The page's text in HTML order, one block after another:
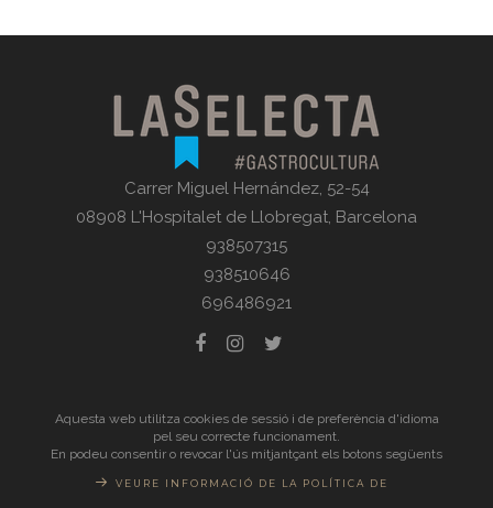
Carrer Miguel Hernández, 52-54
08908 L'Hospitalet de Llobregat, Barcelona
938507315
938510646
696486921
© La Selecta Gastronomia |Avís Legal| Tots els drets
reservats
Aquesta web utilitza cookies de sessió i de preferència d'idioma
pel seu correcte funcionament.
En podeu consentir o revocar l'ús mitjantçant els botons següents
VEURE INFORMACIÓ DE LA POLÍTICA DE